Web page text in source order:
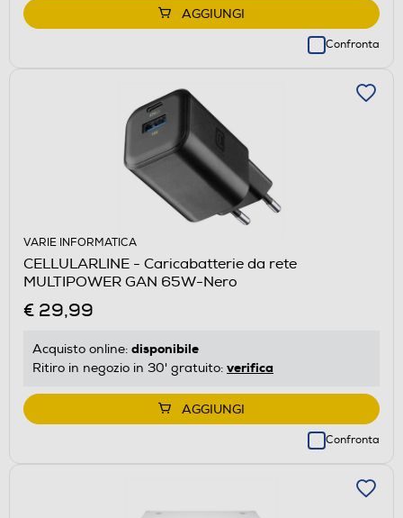
AGGIUNGI
Confronta
VARIE INFORMATICA
CELLULARLINE - Caricabatterie da rete
MULTIPOWER GAN 65W-Nero
€ 29,99
Acquisto online: disponibile
Ritiro in negozio in 30' gratuito: verifica
AGGIUNGI
Confronta